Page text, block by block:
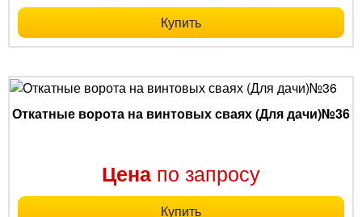
Купить
Откатные ворота на винтовых сваях (Для дачи)№36
Цена по запросу
Купить